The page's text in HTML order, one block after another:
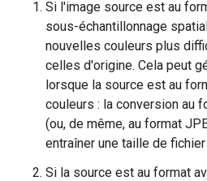
Si l'image source est au
sous-échantillonnage
nouvelles couleurs plus
celles d'origine. Cela peut
lorsque la source est au
couleurs : la conversion au
(ou, de même, au format
entraîner une taille de
Si la source est au format